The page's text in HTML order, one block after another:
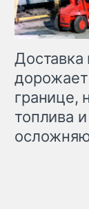
Доставка
границе,
топлива